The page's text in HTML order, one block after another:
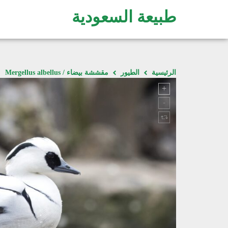
طبيعة السعودية
الرئيسية الطيور مقششة بيضاء / Mergellus albellus